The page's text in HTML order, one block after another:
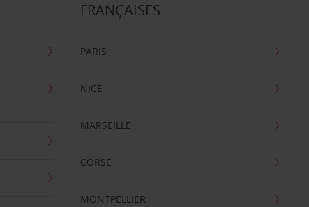
FRANÇAISES
PARIS
NICE
MARSEILLE
CORSE
MONTPELLIER